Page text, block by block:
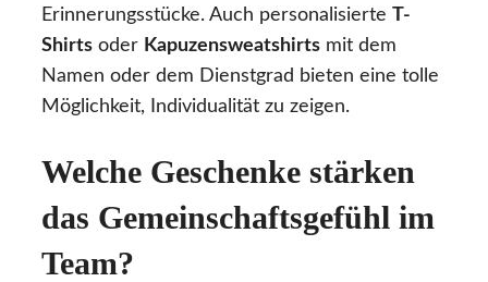
Erinnerungsstücke. Auch personalisierte T-
Shirts oder Kapuzensweatshirts mit dem
Namen oder dem Dienstgrad bieten eine tolle
Möglichkeit, Individualität zu zeigen.
Welche Geschenke stärken
das Gemeinschaftsgefühl im
Team?